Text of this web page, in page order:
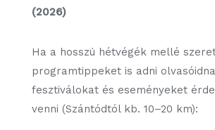
(2026)
Ha a hosszú hétvégék mellé
programtippeket is adni
fesztiválokat és eseményeket
venni (Szántódtól kb. 10–20 km):